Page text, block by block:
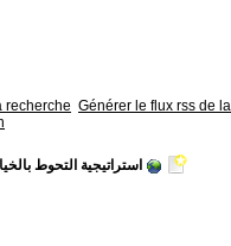
recherche Générer le flux rss de
استراتيجية التحوط